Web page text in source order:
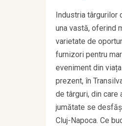
Industria târgurilor
una vastă, oferind
varietate de
furnizori pentru
eveniment din
prezent, în
de târguri, din care
jumătate se
Cluj-Napoca. Ce